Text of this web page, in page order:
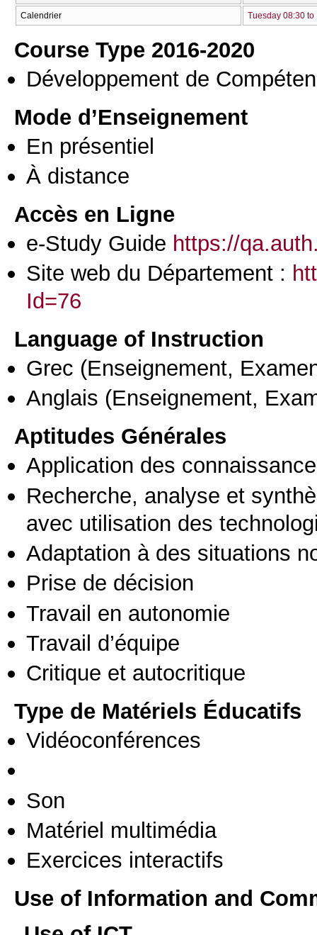
Calendrier Tuesday 08:30 to
Course Type 2016-2020
Développement de
Mode d’Enseignement
En présentiel
À distance
Accès en Ligne
e-Study Guide https://
Site web du Département :
Id=76
Language of Instruction
Grec (Enseignement,
Anglais (Enseignement,
Aptitudes Générales
Application des
Recherche, analyse et
avec utilisation des
Adaptation à des situations
Prise de décision
Travail en autonomie
Travail d’équipe
Critique et autocritique
Type de Matériels Éducatifs
Vidéoconférences
Son
Matériel multimédia
Exercices interactifs
Use of Information and